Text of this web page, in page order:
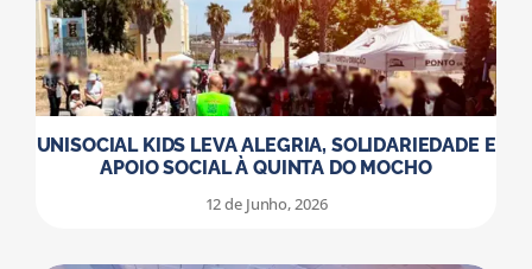
UNISOCIAL KIDS LEVA ALEGRIA, SOLIDARIEDADE E
APOIO SOCIAL À QUINTA DO MOCHO
12 de Junho, 2026